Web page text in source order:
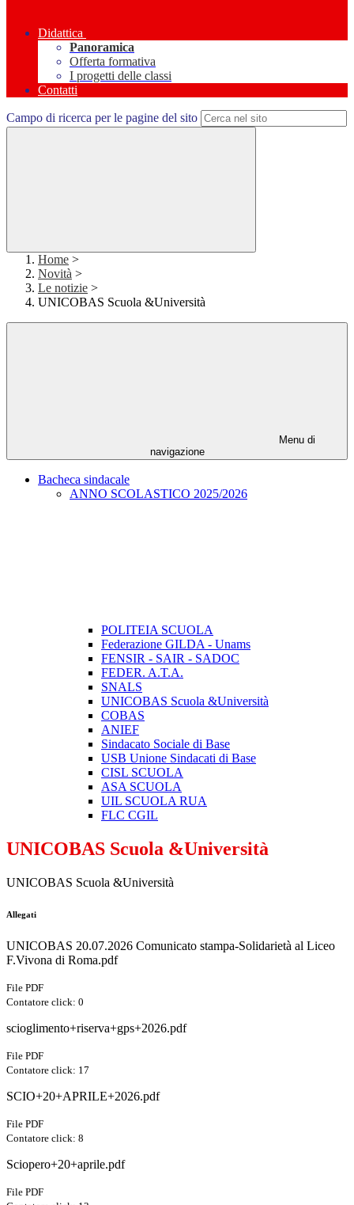
Didattica
Panoramica
Offerta formativa
I progetti delle classi
Contatti
Campo di ricerca per le pagine del sito
Home >
Novità >
Le notizie >
UNICOBAS Scuola &Università
Menu di
navigazione
Bacheca sindacale
ANNO SCOLASTICO 2025/2026
POLITEIA SCUOLA
Federazione GILDA - Unams
FENSIR - SAIR - SADOC
FEDER. A.T.A.
SNALS
UNICOBAS Scuola &Università
COBAS
ANIEF
Sindacato Sociale di Base
USB Unione Sindacati di Base
CISL SCUOLA
ASA SCUOLA
UIL SCUOLA RUA
FLC CGIL
UNICOBAS Scuola &Università
UNICOBAS Scuola &Università
Allegati
UNICOBAS 20.07.2026 Comunicato stampa-Solidarietà al Liceo
F.Vivona di Roma.pdf
File PDF
Contatore click: 0
scioglimento+riserva+gps+2026.pdf
File PDF
Contatore click: 17
SCIO+20+APRILE+2026.pdf
File PDF
Contatore click: 8
Sciopero+20+aprile.pdf
File PDF